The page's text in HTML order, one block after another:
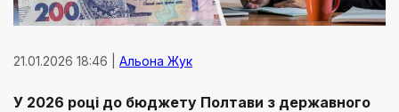
21.01.2026 18:46 | Альона Жук
У 2026 році до бюджету Полтави з державного